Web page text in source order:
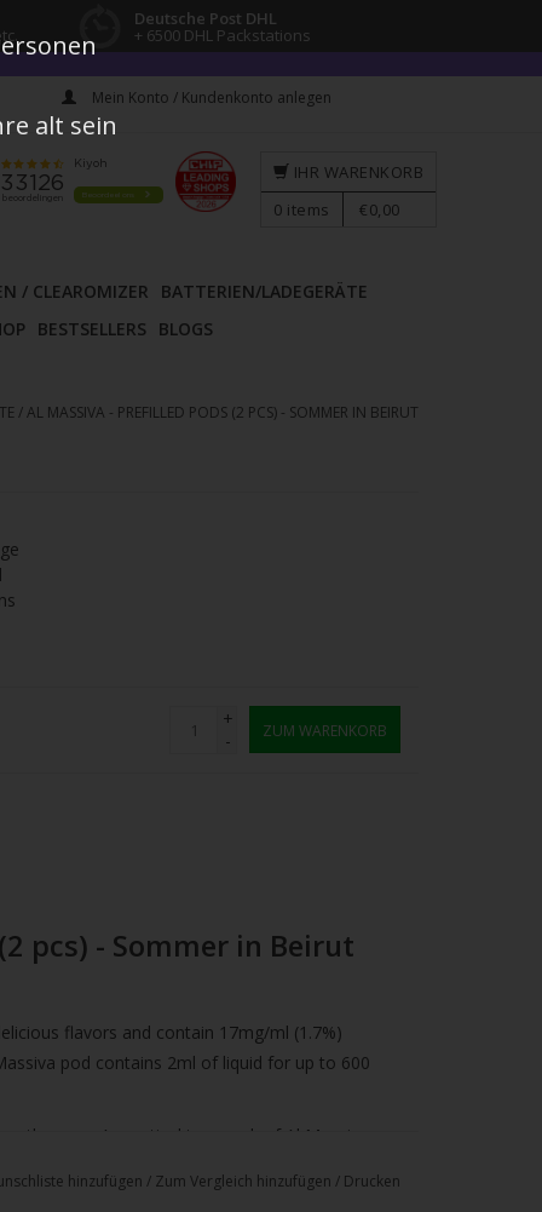
Deutsche Post DHL
+ 6500 DHL Packstations
Mein Konto / Kundenkonto anlegen
/ CLEAROMIZER
BATTERIEN/LADEGERÄTE
BESTSELLERS BLOGS
IHR WARENKORB
0 items €0,00
/AL MASSIVA - PREFILLED PODS (2 PCS) - SOMMER IN BEIRUT
+
-
ZUM WARENKORB
pcs) - Sommer in Beirut
flavors and contain 17mg/ml (1.7%)
pod contains 2ml of liquid for up to 600
vapor.
A practical two-pack of Al Massiva
hinzufügen / Zum Vergleich hinzufügen / Drucken
alt sein